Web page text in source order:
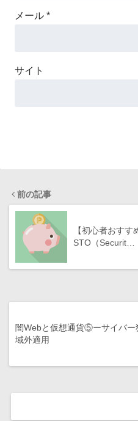
メール *
サイト
前の記事
【初心者おすす
STO（Securit…
闇Webと仮想通貨⑤ーサイバー
域外適用